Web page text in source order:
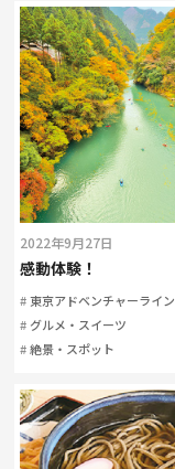
2022年9月27日
感動体験！
東京アドベンチャーライン
グルメ・スイーツ
絶景・スポット